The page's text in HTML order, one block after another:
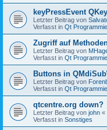
keyPressEvent
Letzter Beitrag von
Verfasst in Qt
Zugriff auf
Letzter Beitrag von
Verfasst in Qt
Buttons in
Letzter Beitrag von
Verfasst in Qt
qtcentre.org down?
Letzter Beitrag von john «
Verfasst in Sonstiges